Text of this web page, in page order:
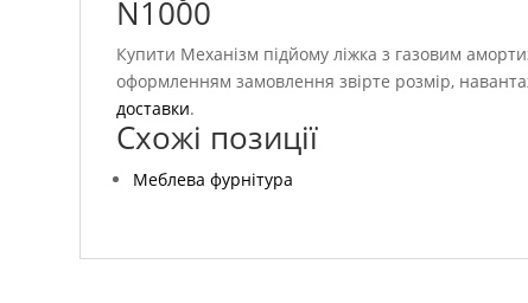
N1000
Купити Механізм підйому ліжка з газовим
оформленням замовлення звірте розмір,
доставки.
Схожі позиції
Меблева фурнітура